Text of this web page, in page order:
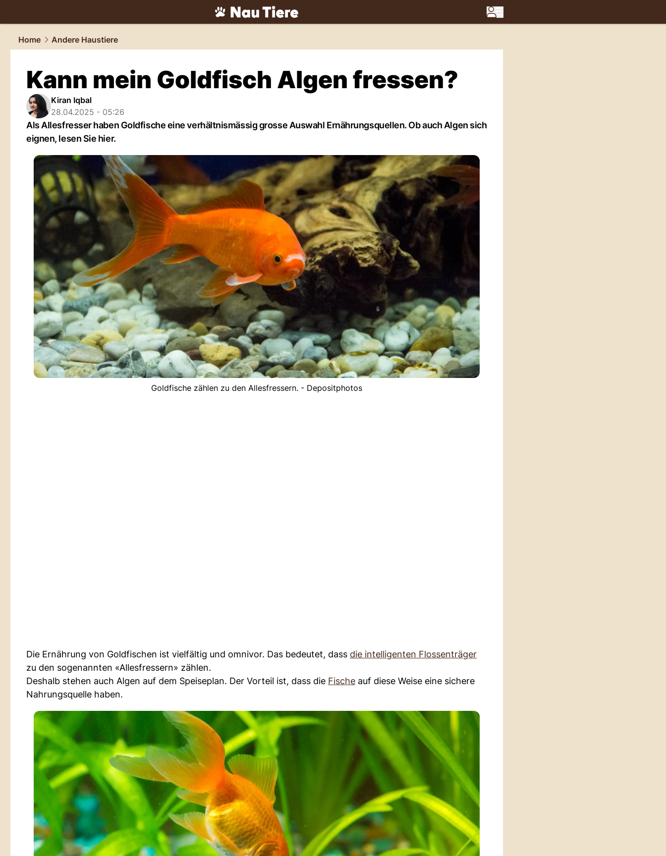
tiere.NAU.ch
Home
Andere Haustiere
Kann mein Goldfisch Algen fressen?
Kiran Iqbal
28.04.2025 - 05:26
Als Allesfresser haben Goldfische eine verhältnismässig grosse Auswahl Ernährungsquellen. Ob auch Algen sich
eignen, lesen Sie hier.
Goldfische zählen zu den Allesfressern. - Depositphotos
Die Ernährung von Goldfischen ist vielfältig und omnivor. Das bedeutet, dass die intelligenten Flossenträger
zu den sogenannten «Allesfressern» zählen.
Deshalb stehen auch Algen auf dem Speiseplan. Der Vorteil ist, dass die Fische auf diese Weise eine sichere
Nahrungsquelle haben.